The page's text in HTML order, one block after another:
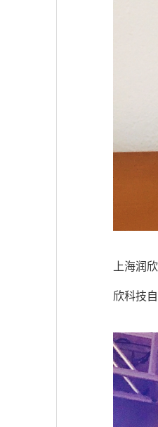
上海润
欣科技